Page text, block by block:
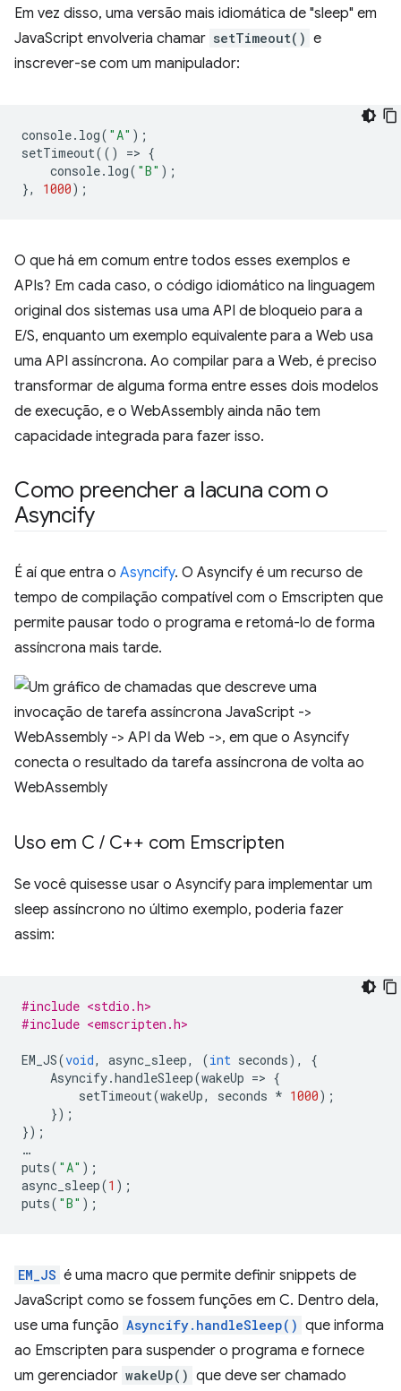
Em vez disso, uma versão mais idiomática de "sleep" em
JavaScript envolveria chamar setTimeout() e
inscrever-se com um manipulador:
console. log( "A" );
setTimeout(() => {
console. log( "B" );
},
1000);
O que há em comum entre todos esses exemplos e
APIs? Em cada caso, o código idiomático na linguagem
original dos sistemas usa uma API de bloqueio para a
E/S, enquanto um exemplo equivalente para a Web usa
uma API assíncrona. Ao compilar para a Web, é preciso
transformar de alguma forma entre esses dois modelos
de execução, e o WebAssembly ainda não tem
capacidade integrada para fazer isso.
Como preencher a lacuna com o
Asyncify
É aí que entra o Asyncify. O Asyncify é um recurso de
tempo de compilação compatível com o Emscripten que
permite pausar todo o programa e retomá-lo de forma
assíncrona mais tarde.
Uso em C / C++ com Emscripten
Se você quisesse usar o Asyncify para implementar um
sleep assíncrono no último exemplo, poderia fazer
assim:
#include <stdio.h>
#include <emscripten.h>
EM_JS(void, async_sleep, (int seconds),
{
Asyncify.handleSleep(wakeUp => {
setTimeout(wakeUp, seconds * 1000);
});
});
…
puts( "A" );
async_sleep(1 );
puts( "B" );
EM_JS é uma macro que permite definir snippets de
JavaScript como se fossem funções em C. Dentro dela,
use uma função Asyncify.handleSleep() que informa
ao Emscripten para suspender o programa e fornece
um gerenciador wakeUp() que deve ser chamado